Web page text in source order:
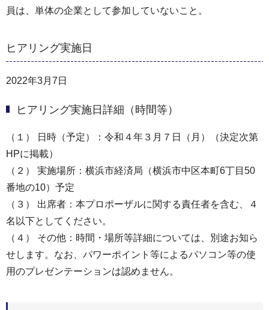
員は、単体の企業として参加していないこと。
ヒアリング実施日
2022年3月7日
ヒアリング実施日詳細（時間等）
（１） 日時（予定）：令和４年３月７日（月）（決定次第
HPに掲載）
（２） 実施場所：横浜市経済局（横浜市中区本町6丁目50
番地の10）予定
（３） 出席者：本プロポーザルに関する責任者を含む、４
名以下としてください。
（４） その他：時間・場所等詳細については、別途お知ら
せします。なお、パワーポイント等によるパソコン等の使
用のプレゼンテーションは認めません。